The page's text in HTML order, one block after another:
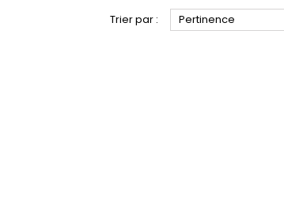
Trier par : Pertinence